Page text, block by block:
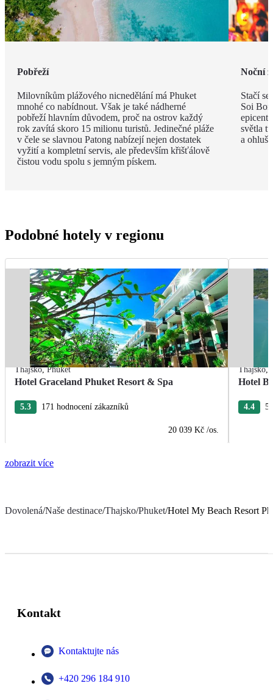
Pobřeží
Milovníkům plážového nicnedělání má Phuket
mnohé co nabídnout. Však je také nádherné
pobřeží hlavním důvodem, proč na ostrov každý
rok zavítá skoro 15 milionu turistů. Jedinečné pláže
v čele se slavnou Patong nabízejí nejen dostatek
vyžití a kompletní servis, ale především křišťálově
čistou vodu spolu s jemným pískem.
Noční
Stačí
Soi
světla
a
Podobné hotely v regionu
Thajsko,Phuket
Hotel Graceland Phuket Resort & Spa
5.3 171 hodnocení zákazníků
20 039 Kč /os.
Thajsko,
Hotel
4.4 5
zobrazit více
Dovolená/Naše destinace/Thajsko/Phuket/Hotel My Beach Resort
Kontakt
Kontaktujte nás
+420 296 184 910